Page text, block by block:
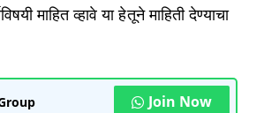
माहित व्हावे या हेतूने माहिती देण्याचा
Join Now